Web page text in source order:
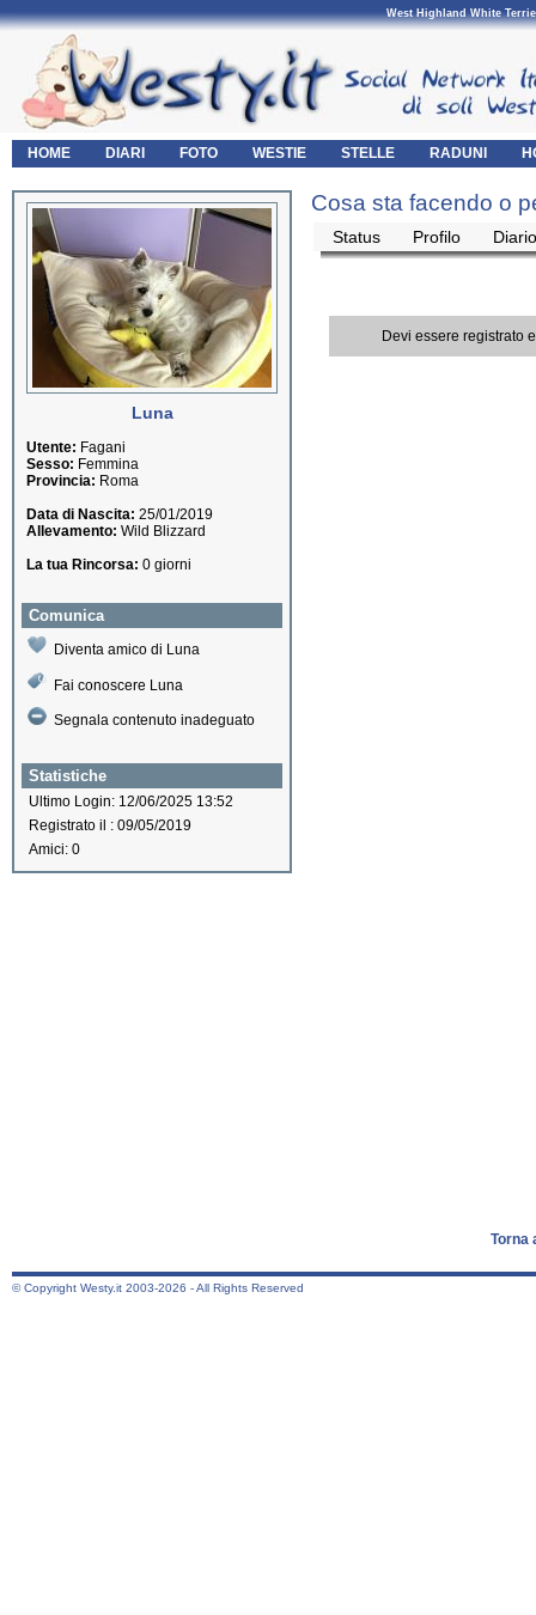
West Highland White
HOME DIARI FOTO WESTIE STELLE RADUNI
Luna
Utente: Fagani
Sesso: Femmina
Provincia: Roma
Data di Nascita: 25/01/2019
Allevamento: Wild Blizzard
La tua Rincorsa: 0 giorni
Comunica
Diventa amico di Luna
Fai conoscere Luna
Segnala contenuto inadeguato
Statistiche
Ultimo Login: 12/06/2025 13:52
Registrato il : 09/05/2019
Amici: 0
Cosa sta facendo o
Status Profilo Diario
Devi essere registrato
Torna
© Copyright Westy.it 2003-2026 - All Rights Reserved